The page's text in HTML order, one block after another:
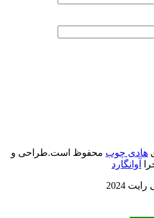
هادی چوب محفوظ است.طراحی و
آوانگارد
2024